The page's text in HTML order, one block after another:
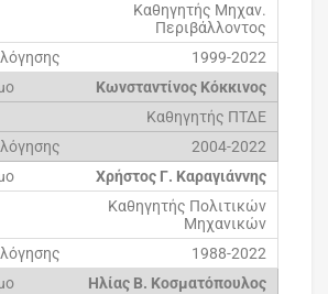
Καθηγητής Μηχαν.
Περιβάλλοντος
1999-2022
Κωνσταντίνος Κόκκινος
Καθηγητής ΠΤΔΕ
2004-2022
Χρήστος Γ. Καραγιάννης
Καθηγητής Πολιτικών
Μηχανικών
1988-2022
Ηλίας Β. Κοσματόπουλος